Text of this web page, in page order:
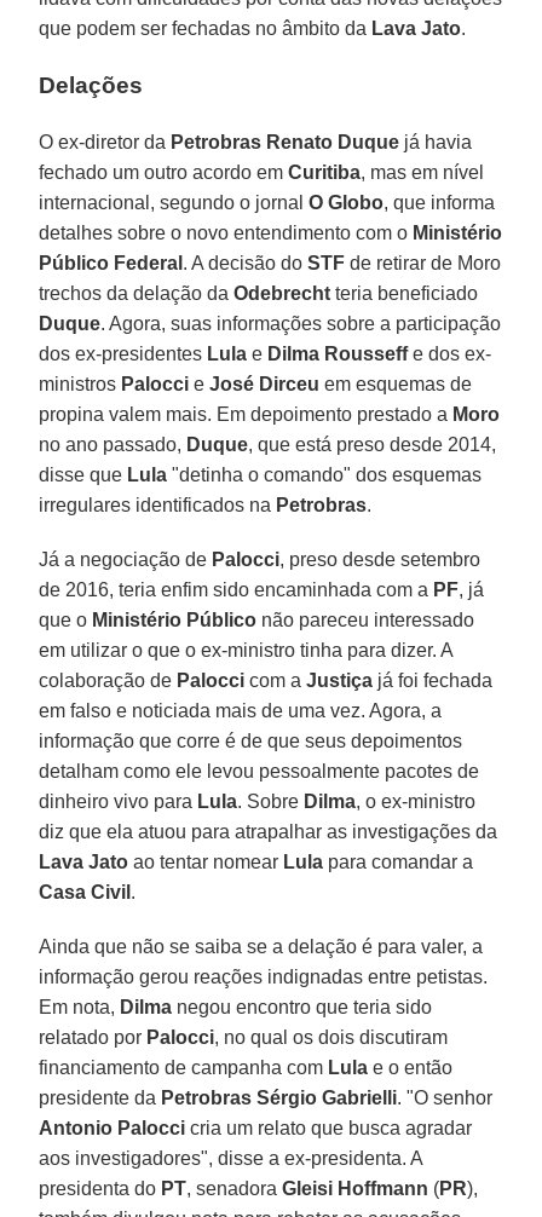
que podem ser fechadas no âmbito da Lava Jato.
Delações
O ex-diretor da Petrobras Renato Duque já havia
fechado um outro acordo emCuritiba, mas em nível
internacional, segundo o jornalO Globo, que informa
detalhes sobre o novo entendimento com o Ministério
Público Federal . A decisão doSTF de retirar de Moro
trechos da delação daOdebrecht teria beneficiado
Duque. Agora, suas informações sobre a participação
dos ex-presidentes Lula e Dilma Rousseffe dos ex-
ministros Palocci eJosé Dirceu em esquemas de
propina valem mais. Em depoimento prestado a Moro
no ano passado, Duque, que está preso desde 2014,
disse que Lula "detinha o comando" dos esquemas
irregulares identificados na Petrobras.
Já a negociação de Palocci, preso desde setembro
de 2016, teria enfim sido encaminhada com a PF, já
que o Ministério Público não pareceu interessado
em utilizar o que o ex-ministro tinha para dizer. A
colaboração de Palocci com aJustiça já foi fechada
em falso e noticiada mais de uma vez. Agora, a
informação que corre é de que seus depoimentos
detalham como ele levou pessoalmente pacotes de
dinheiro vivo para Lula. Sobre Dilma, o ex-ministro
diz que ela atuou para atrapalhar as investigações da
Lava Jato ao tentar nomear Lula para comandar a
Casa Civil .
Ainda que não se saiba se a delação é para valer, a
informação gerou reações indignadas entre petistas.
Em nota, Dilma negou encontro que teria sido
relatado por Palocci, no qual os dois discutiram
financiamento de campanha com Lula e o então
presidente da Petrobras Sérgio Gabrielli. "O senhor
Antonio Palocci cria um relato que busca agradar
aos investigadores", disse a ex-presidenta. A
presidenta do PT, senadoraGleisi Hoffmann (PR),